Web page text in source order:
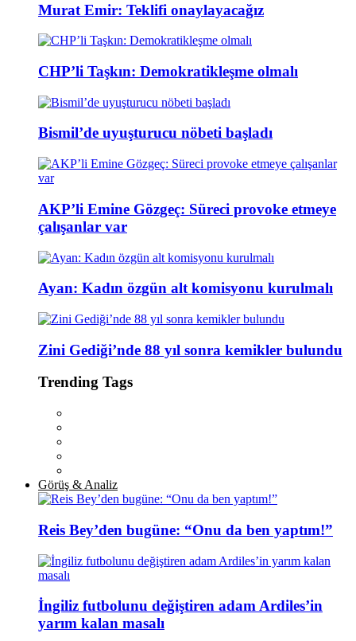
Murat Emir: Teklifi onaylayacağız
CHP’li Taşkın: Demokratikleşme olmalı
Bismil’de uyuşturucu nöbeti başladı
AKP’li Emine Gözgeç: Süreci provoke etmeye
çalışanlar var
Ayan: Kadın özgün alt komisyonu kurulmalı
Zini Gediği’nde 88 yıl sonra kemikler bulundu
Trending Tags
Görüş & Analiz
Reis Bey’den bugüne: “Onu da ben yaptım!”
İngiliz futbolunu değiştiren adam Ardiles’in
yarım kalan masalı